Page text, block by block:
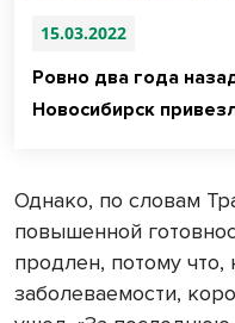
15.03.2022
Ровно два года
Новосибирск
Однако, по словам
повышенной
продлен, потому
заболеваемости,